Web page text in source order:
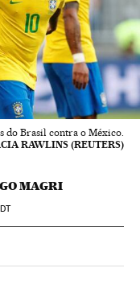
do Brasil contra o México.
RAWLINS (REUTERS)
MAGRI